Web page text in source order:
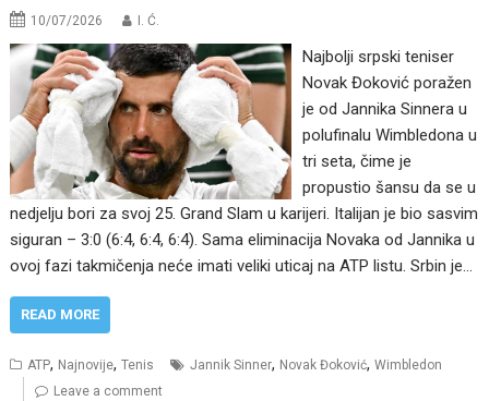
10/07/2026 I. Ć.
Najbolji srpski teniser
Novak Đoković poražen
je od Jannika Sinnera u
polufinalu Wimbledona u
tri seta, čime je
propustio šansu da se u
nedjelju bori za svoj 25. Grand Slam u karijeri. Italijan je bio sasvim
siguran – 3:0 (6:4, 6:4, 6:4). Sama eliminacija Novaka od Jannika u
ovoj fazi takmičenja neće imati veliki uticaj na ATP listu. Srbin je…
READ MORE
ATP, Najnovije,Tenis Jannik Sinner, Novak Đoković,Wimbledon
Leave a comment